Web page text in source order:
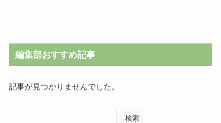
編集部おすすめ記事
記事が見つかりませんでした。
検索